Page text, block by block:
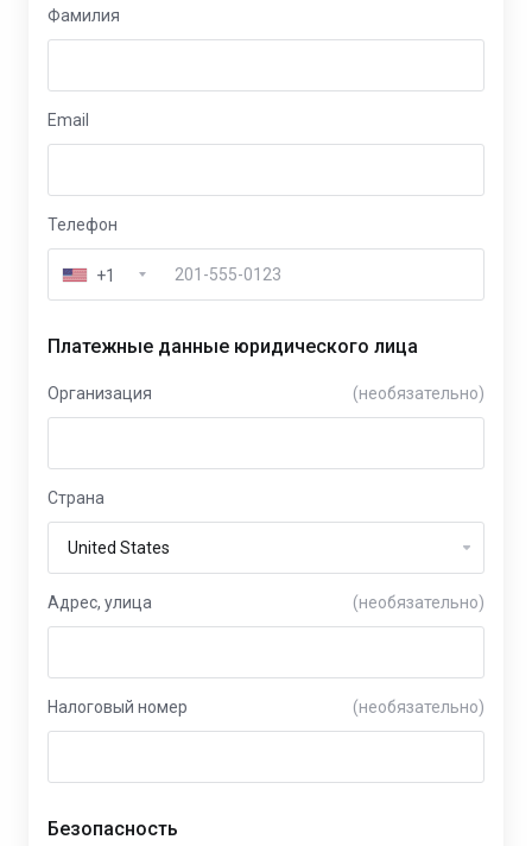
Фамилия
Email
Телефон
+1
Платежные данные юридического лица
Организация (необязательно)
Страна
Адрес, улица (необязательно)
Налоговый номер (необязательно)
Безопасность